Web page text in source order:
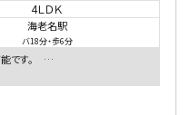
4ＬＤＫ
海老名駅
バ18分・歩6分
能です。 …